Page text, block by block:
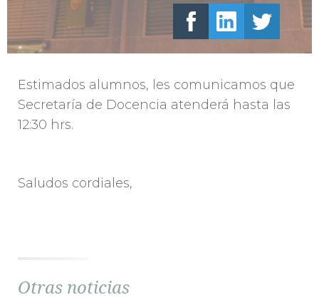
Estimados alumnos, les comunicamos que
Secretaría de Docencia atenderá hasta las
12:30 hrs.
Saludos cordiales,
Otras noticias